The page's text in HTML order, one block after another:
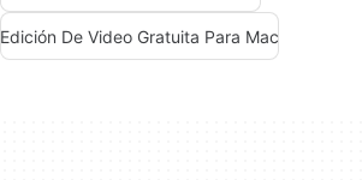
Edición De Video Gratuita Para Mac